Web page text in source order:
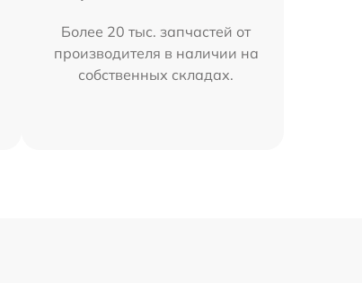
Более 20 тыс. запчастей от
производителя в наличии на
собственных складах.